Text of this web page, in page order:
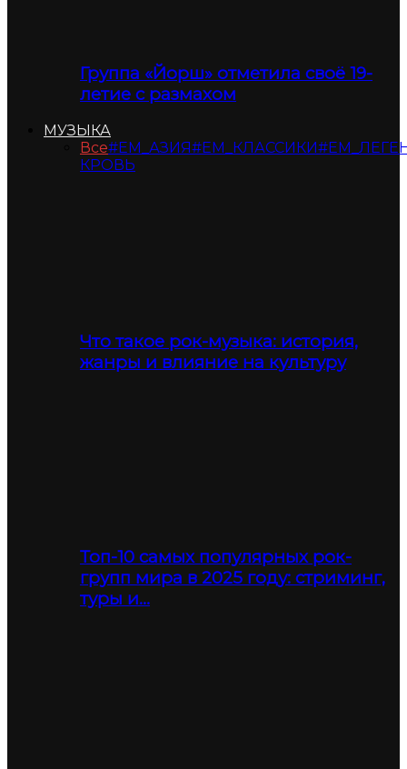
Группа «Йорш» отметила своё 19-
летие с размахом
МУЗЫКА
Все#ЕМ_АЗИЯ#ЕМ_КЛАССИКИ
КРОВЬ
Что такое рок-музыка: история,
жанры и влияние на культуру
Топ-10 самых популярных рок-
групп мира в 2025 году: стриминг,
туры и…